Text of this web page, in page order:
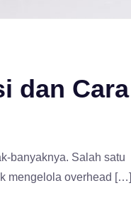
dan Cara
banyaknya. Salah satu
mengelola overhead […]